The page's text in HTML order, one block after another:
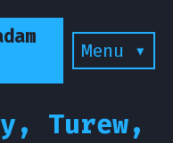
Menu ▾
Turew,